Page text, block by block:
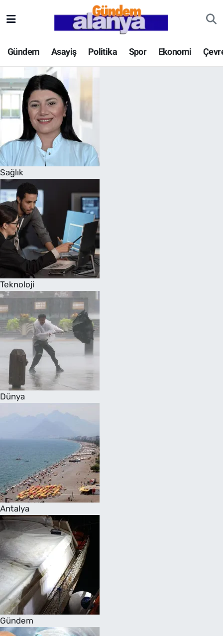
Gündem Asayiş Politika Spor Ekonomi
Sağlık
Teknoloji
Dünya
Antalya
Gündem